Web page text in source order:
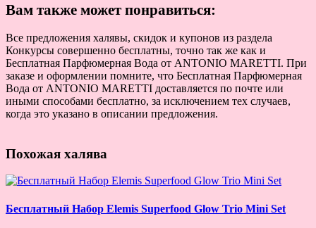
Вам также может понравиться:
Все предложения халявы, скидок и купонов из раздела
Конкурсы совершенно бесплатны, точно так же как и
Бесплатная Парфюмерная Вода от ANTONIO MARETTI. При
заказе и оформлении помните, что Бесплатная Парфюмерная
Вода от ANTONIO MARETTI доставляется по почте или
иными способами бесплатно, за исключением тех случаев,
когда это указано в описании предложения.
Похожая халява
Бесплатный Набор Elemis Superfood Glow Trio Mini Set